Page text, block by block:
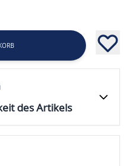
des Artikels